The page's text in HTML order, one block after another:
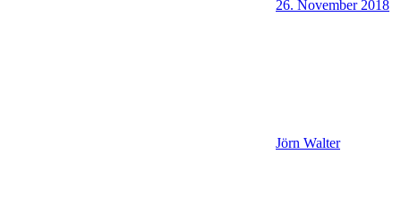
26. November 2018
Jörn Walter